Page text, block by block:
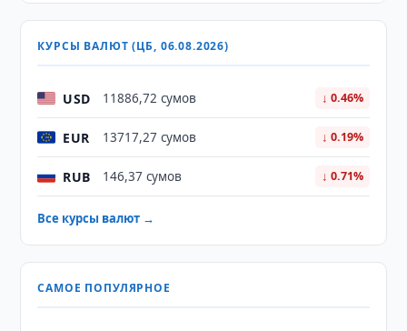
КУРСЫ ВАЛЮТ (ЦБ, 06.08.2026)
USD 11886,72 сумов ↓ 0.46%
EUR 13717,27 сумов ↓ 0.19%
RUB 146,37 сумов ↓ 0.71%
Все курсы валют →
САМОЕ ПОПУЛЯРНОЕ